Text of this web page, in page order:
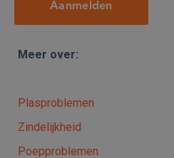
Aanmelden
Meer over:
Plasproblemen
Zindelijkheid
Poepproblemen